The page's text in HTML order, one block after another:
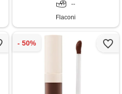
--
Flaconi